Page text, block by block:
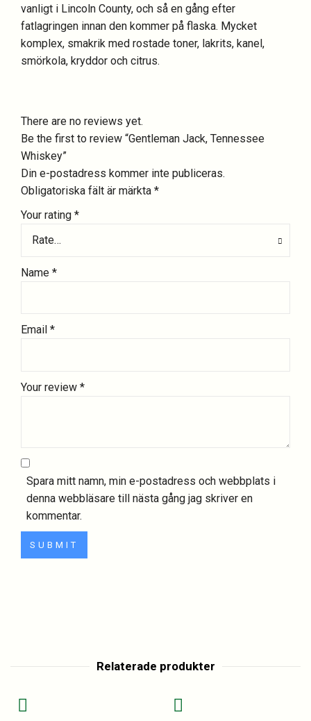
vanligt i Lincoln County, och så en gång efter
fatlagringen innan den kommer på flaska. Mycket
komplex, smakrik med rostade toner, lakrits, kanel,
smörkola, kryddor och citrus.
There are no reviews yet.
Be the first to review “Gentleman Jack, Tennessee
Whiskey”
Din e-postadress kommer inte publiceras.
Obligatoriska fält är märkta *
Your rating *
Rate…
Your review *
Name *
Email *
Spara mitt namn, min e-postadress och webbplats i
denna webbläsare till nästa gång jag skriver en
kommentar.
Relaterade produkter